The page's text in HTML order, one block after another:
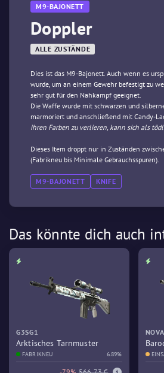
M9-BAJONETT
Doppler
ALLE ZUSTÄNDE
Dies ist das M9-Bajonett. Auch wenn es
wurde, um an einem Gewehr befestigt zu
sehr gut für den Nahkampf geeignet.
Die Waffe wurde mit schwarzen und
marmoriert und anschließend mit Candy-
ihren Farben zu verlieren, kann sich als
Dieses Item droppt nur in Zuständen
(Fabrikneu bis Minimale Gebrauchsspuren).
M9-BAJONETT KNIFE
Das könnte dich auch
G3SG1
Arktisches Tarnmuster
FABRIKNEU 6.89%
NOVA